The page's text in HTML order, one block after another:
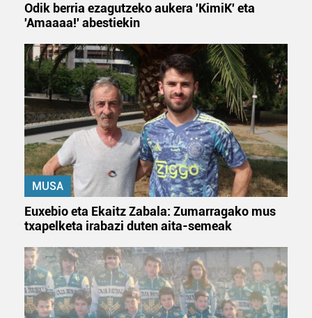
Odik berria ezagutzeko aukera 'KimiK' eta
'Amaaaa!' abestiekin
MUSA
Euxebio eta Ekaitz Zabala: Zumarragako mus
txapelketa irabazi duten aita-semeak